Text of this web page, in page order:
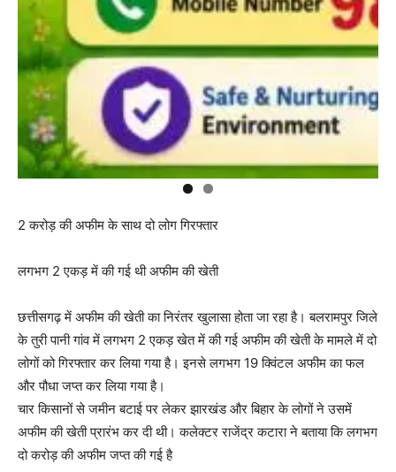
2 करोड़ की अफीम के साथ दो लोग गिरफ्तार
लगभग 2 एकड़ में की गई थी अफीम की खेती
छत्तीसगढ़ में अफीम की खेती का निरंतर खुलासा होता जा रहा है। बलरामपुर जिले
के तुरी पानी गांव में लगभग 2 एकड़ खेत में की गई अफीम की खेती के मामले में दो
लोगों को गिरफ्तार कर लिया गया है। इनसे लगभग 19 क्विंटल अफीम का फल
और पौधा जप्त कर लिया गया है।
चार किसानों से जमीन बटाई पर लेकर झारखंड और बिहार के लोगों ने उसमें
अफीम की खेती प्रारंभ कर दी थी। कलेक्टर राजेंद्र कटारा ने बताया कि लगभग
दो करोड़ की अफीम जप्त की गई है